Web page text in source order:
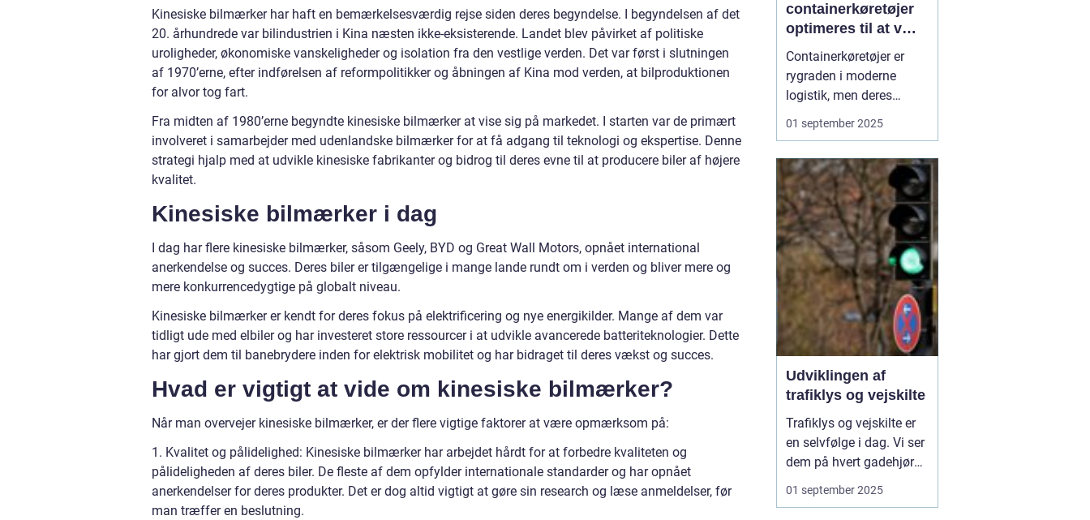
Kinesiske bilmærker har haft en bemærkelsesværdig rejse siden deres begyndelse. I begyndelsen af det
20. århundrede var bilindustrien i Kina næsten ikke-eksisterende. Landet blev påvirket af politiske
uroligheder, økonomiske vanskeligheder og isolation fra den vestlige verden. Det var først i slutningen
af 1970’erne, efter indførelsen af reformpolitikker og åbningen af Kina mod verden, at bilproduktionen
for alvor tog fart.
Fra midten af 1980’erne begyndte kinesiske bilmærker at vise sig på markedet. I starten var de primært
involveret i samarbejder med udenlandske bilmærker for at få adgang til teknologi og ekspertise. Denne
strategi hjalp med at udvikle kinesiske fabrikanter og bidrog til deres evne til at producere biler af højere
kvalitet.
Kinesiske bilmærker i dag
I dag har flere kinesiske bilmærker, såsom Geely, BYD og Great Wall Motors, opnået international
anerkendelse og succes. Deres biler er tilgængelige i mange lande rundt om i verden og bliver mere og
mere konkurrencedygtige på globalt niveau.
Kinesiske bilmærker er kendt for deres fokus på elektrificering og nye energikilder. Mange af dem var
tidligt ude med elbiler og har investeret store ressourcer i at udvikle avancerede batteriteknologier. Dette
har gjort dem til banebrydere inden for elektrisk mobilitet og har bidraget til deres vækst og succes.
Hvad er vigtigt at vide om kinesiske bilmærker?
Når man overvejer kinesiske bilmærker, er der flere vigtige faktorer at være opmærksom på:
1. Kvalitet og pålidelighed: Kinesiske bilmærker har arbejdet hårdt for at forbedre kvaliteten og
pålideligheden af deres biler. De fleste af dem opfylder internationale standarder og har opnået
anerkendelser for deres produkter. Det er dog altid vigtigt at gøre sin research og læse anmeldelser, før
man træffer en beslutning.
containerkøretøjer
optimeres til at være
mest effektive
Containerkøretøjer er
rygraden i moderne
logistik, men deres
effektivitet afhænger af
langt mere end blot
lasteevne. Effektiv drift
handler om at udnytte
brændstof optimalt,
minimere tomkørsel og
sikre,...
01 september 2025
Udviklingen af
trafiklys og vejskilte
Trafiklys og vejskilte er
en selvfølge i dag. Vi ser
dem på hvert gadehjørne
og hver landevej, og de
styrer vores adfærd i
01 september 2025